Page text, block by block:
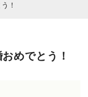
！
めでとう！